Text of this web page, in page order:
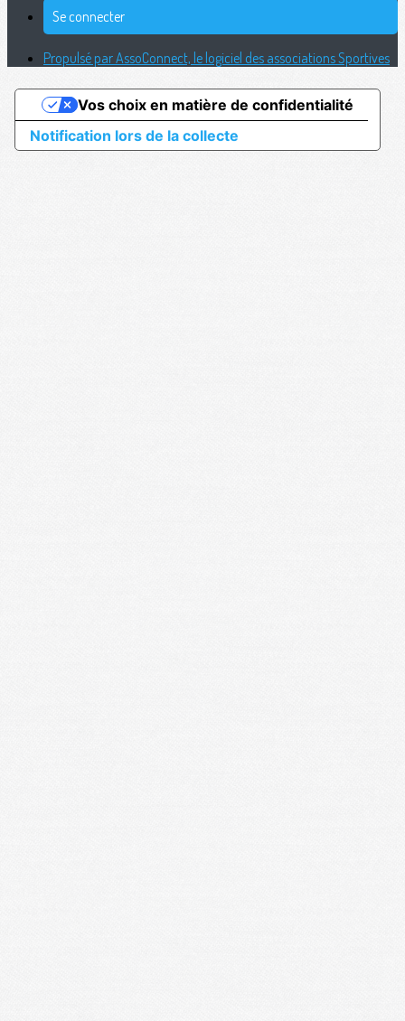
Se connecter
Propulsé par AssoConnect, le logiciel des associations Sportives
Notification lors de la collecte
Vos choix en matière de confidentialité